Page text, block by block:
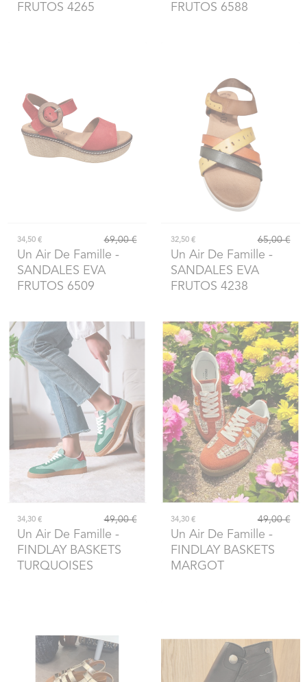
FRUTOS 4265
FRUTOS 6588
34,50 € 69,00 €
Un Air De Famille -
SANDALES EVA
FRUTOS 6509
32,50 € 65,00 €
Un Air De Famille -
SANDALES EVA
FRUTOS 4238
34,30 € 49,00 €
Un Air De Famille -
FINDLAY BASKETS
TURQUOISES
34,30 € 49,00 €
Un Air De Famille -
FINDLAY BASKETS
MARGOT